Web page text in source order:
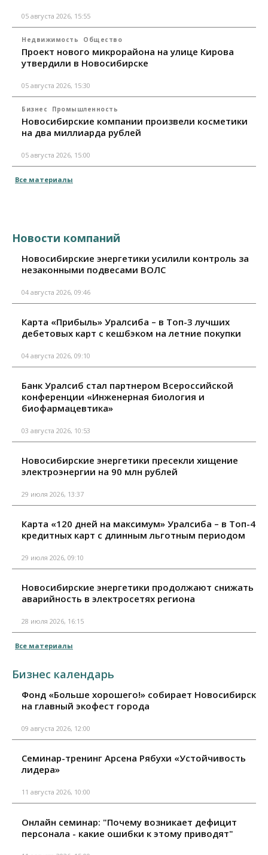
05 августа 2026, 15:55
Недвижимость Общество
Проект нового микрорайона на улице Кирова
утвердили в Новосибирске
05 августа 2026, 15:30
Бизнес Промышленность
Новосибирские компании произвели косметики
на два миллиарда рублей
05 августа 2026, 15:00
Все материалы
Новости компаний
Новосибирские энергетики усилили контроль за
незаконными подвесами ВОЛС
04 августа 2026, 09:46
Карта «Прибыль» Уралсиба – в Топ-3 лучших
дебетовых карт с кешбэком на летние покупки
04 августа 2026, 09:10
Банк Уралсиб стал партнером Всероссийской
конференции «Инженерная биология и
биофармацевтика»
03 августа 2026, 10:53
Новосибирские энергетики пресекли хищение
электроэнергии на 90 млн рублей
29 июля 2026, 13:37
Карта «120 дней на максимум» Уралсиба – в Топ-4
кредитных карт с длинным льготным периодом
29 июля 2026, 09:10
Новосибирские энергетики продолжают снижать
аварийность в электросетях региона
28 июля 2026, 16:15
Все материалы
Бизнес календарь
Фонд «Больше хорошего!» собирает Новосибирск
на главный экофест города
09 августа 2026, 12:00
Семинар-тренинг Арсена Рябухи «Устойчивость
лидера»
11 августа 2026, 10:00
Онлайн семинар: "Почему возникает дефицит
персонала - какие ошибки к этому приводят"